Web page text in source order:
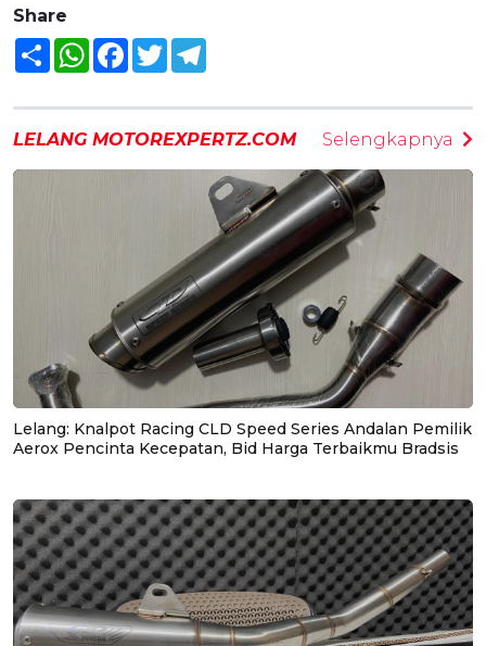
Share
Share WhatsAppFacebook
Twitter
LELANG MOTOREXPERTZ.COM Selengkapnya
Lelang: Knalpot Racing CLD Speed Series Andalan Pemilik
Aerox Pencinta Kecepatan, Bid Harga Terbaikmu Bradsis